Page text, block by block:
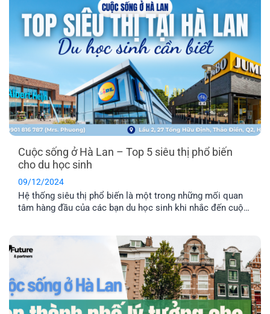
Cuộc sống ở Hà Lan – Top 5 siêu thị phổ biến
cho du học sinh
09/12/2024
Hệ thống siêu thị phổ biến là một trong những mối quan
tâm hàng đầu của các bạn du học sinh khi nhắc đến cuộc